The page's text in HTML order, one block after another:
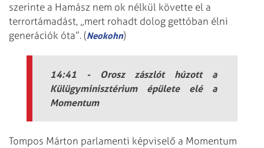
szerinte a Hamász nem ok nélkül követte el a
terrortámadást, „mert rohadt dolog gettóban élni
generációk óta”. (Neokohn)
14:41 - Orosz zászlót húzott a
Külügyminisztérium épülete elé a
Momentum
Tompos Márton parlamenti képviselő a Momentum